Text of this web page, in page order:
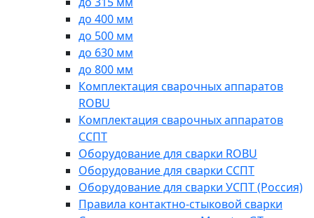
до 400 мм
до 500 мм
до 630 мм
до 800 мм
Комплектация сварочных аппаратов
ROBU
Комплектация сварочных аппаратов
ССПТ
Оборудование для сварки ROBU
Оборудование для сварки ССПТ
Оборудование для сварки УСПТ (Россия)
Правила контактно-стыковой сварки